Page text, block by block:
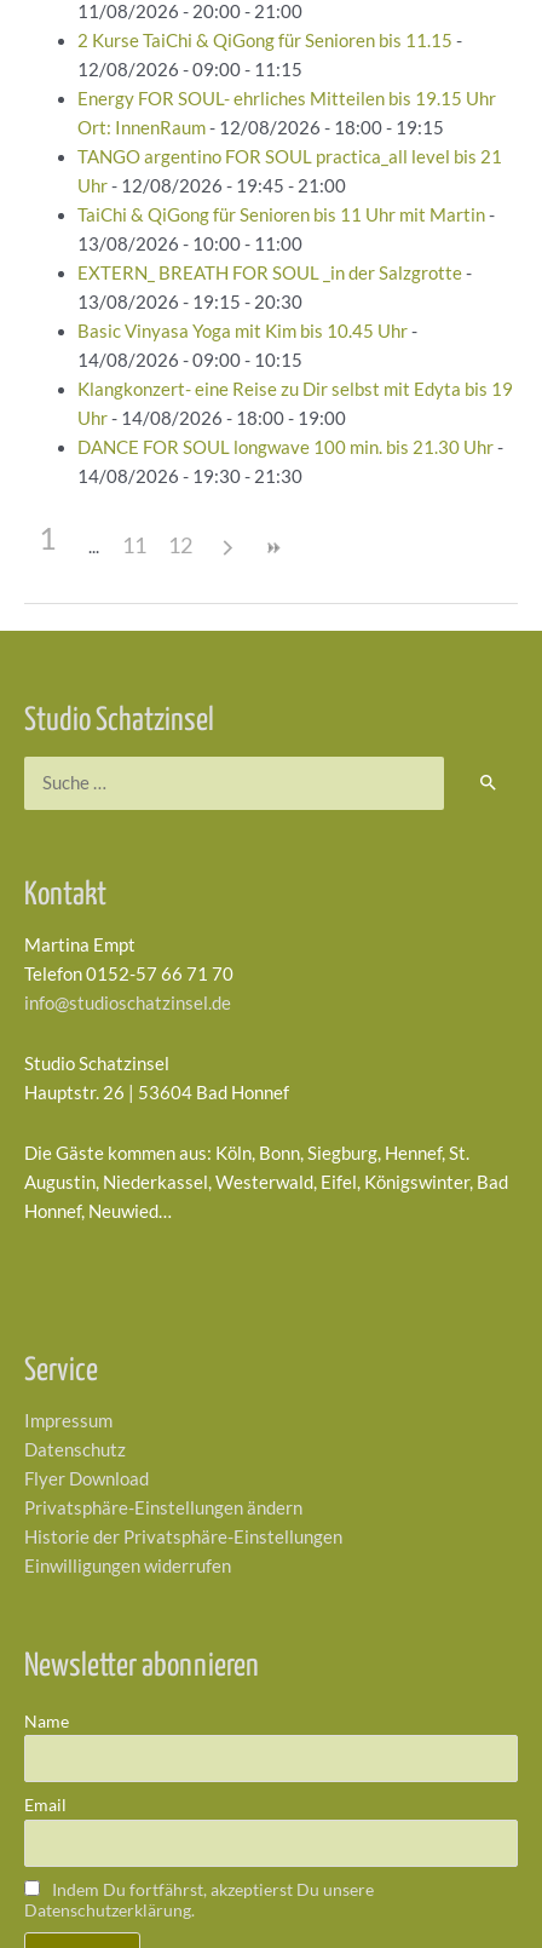
11/08/2026 - 20:00 - 21:00
2 Kurse TaiChi & QiGong für Senioren bis 11.15 -
12/08/2026 - 09:00 - 11:15
Energy FOR SOUL- ehrliches Mitteilen bis 19.15 Uhr
Ort: InnenRaum- 12/08/2026 - 18:00 - 19:15
TANGO argentino FOR SOUL practica_all level bis 21
Uhr- 12/08/2026 - 19:45 - 21:00
TaiChi & QiGong für Senioren bis 11 Uhr mit Martin-
13/08/2026 - 10:00 - 11:00
EXTERN_ BREATH FOR SOUL _in der Salzgrotte-
13/08/2026 - 19:15 - 20:30
Basic Vinyasa Yoga mit Kim bis 10.45 Uhr-
14/08/2026 - 09:00 - 10:15
Klangkonzert- eine Reise zu Dir selbst mit Edyta bis 19
Uhr- 14/08/2026 - 18:00 - 19:00
DANCE FOR SOUL longwave 100 min. bis 21.30 Uhr-
14/08/2026 - 19:30 - 21:30
1 11 12
Studio Schatzinsel
Kontakt
Martina Empt
Telefon 0152-57 66 71 70
info@studioschatzinsel.de
Studio Schatzinsel
Hauptstr. 26 | 53604 Bad Honnef
Die Gäste kommen aus: Köln, Bonn, Siegburg, Hennef, St.
Augustin, Niederkassel, Westerwald, Eifel, Königswinter, Bad
Honnef, Neuwied…
Service
Impressum
Datenschutz
Flyer Download
Privatsphäre-Einstellungen ändern
Historie der Privatsphäre-Einstellungen
Einwilligungen widerrufen
Newsletter abonnieren
Name
Email
Indem Du fortfährst, akzeptierst Du unsere
Datenschutzerklärung.